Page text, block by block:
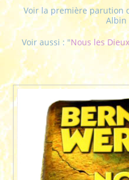
Voir la première parution
Albin
Voir aussi : "Nous les Dieux